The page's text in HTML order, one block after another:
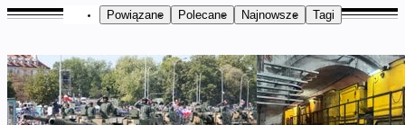
Powiązane Polecane Najnowsze Tagi